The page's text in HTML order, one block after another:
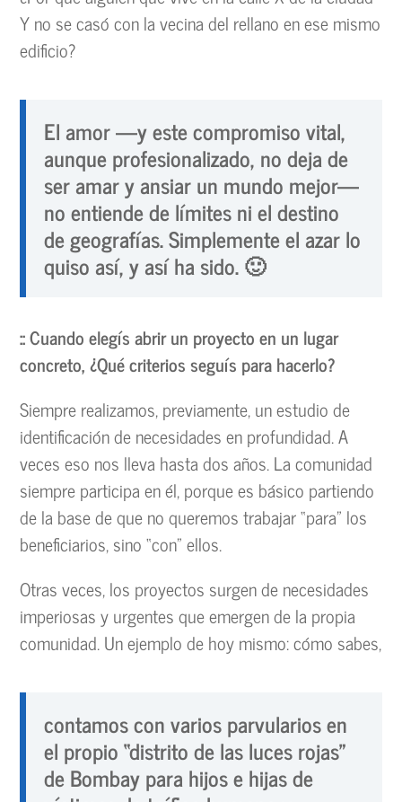
Y no se casó con la vecina del rellano en ese mismo
edificio?
El amor —y este compromiso vital,
aunque profesionalizado, no deja de
ser amar y ansiar un mundo mejor—
no entiende de límites ni el destino
de geografías. Simplemente el azar lo
quiso así, y así ha sido. 🙂
:: Cuando elegís abrir un proyecto en un lugar
concreto, ¿Qué criterios seguís para hacerlo?
Siempre realizamos, previamente, un estudio de
identificación de necesidades en profundidad. A
veces eso nos lleva hasta dos años. La comunidad
siempre participa en él, porque es básico partiendo
de la base de que no queremos trabajar “para” los
beneficiarios, sino “con” ellos.
Otras veces, los proyectos surgen de necesidades
imperiosas y urgentes que emergen de la propia
comunidad. Un ejemplo de hoy mismo: cómo sabes,
contamos con varios parvularios en
el propio “distrito de las luces rojas”
de Bombay para hijos e hijas de